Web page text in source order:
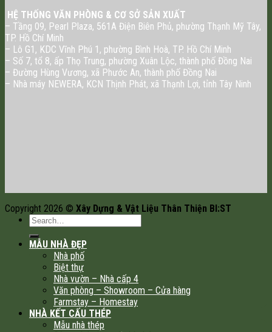
HỆ THỐNG VĂN PHÒNG & CƠ SỞ SẢN XUẤT
– Tầng 09, Pearl Plaza, 561A Điện Biên Phủ, phường Thạnh Mỹ Tây,
TP. Hồ Chí Minh
– Lô G1, KDC Vĩnh Phú 1, phường Bình Hoà, TP. Hồ Chí Minh
– Số 7, tổ 8, ấp Thọ Trung, phường Xuân Lộc, thành phố Đồng Nai
– Đường Hùng Vương, xã Phước An, thành phố Đồng Nai
– Nhà máy NEWERA, KCN Thịnh Phát, xã Thạnh Lợi, tỉnh Tây Ninh
Copyright 2026 © Xây Dựng & Vật Liệu Thân Thiện BI:ST
MẪU NHÀ ĐẸP
Nhà phố
Biệt thự
Nhà vườn – Nhà cấp 4
Văn phòng – Showroom – Cửa hàng
Farmstay – Homestay
NHÀ KẾT CẤU THÉP
Mẫu nhà thép